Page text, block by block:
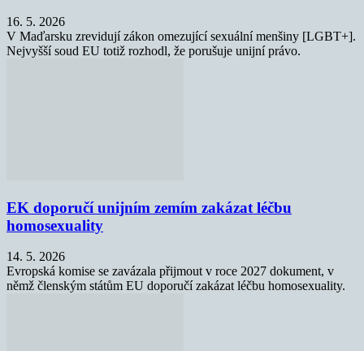
16. 5. 2026
V Maďarsku zrevidují zákon omezující sexuální menšiny [LGBT+].
Nejvyšší soud EU totiž rozhodl, že porušuje unijní právo.
EK doporučí unijním zemím zakázat léčbu
homosexuality
14. 5. 2026
Evropská komise se zavázala přijmout v roce 2027 dokument, v
němž členským státům EU doporučí zakázat léčbu homosexuality.